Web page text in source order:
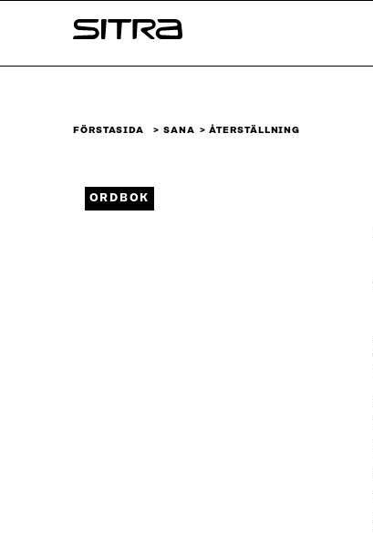
↓
Sitra
FÖRSTASIDA SANA ÅTERSTÄLLNING
ORDBOK